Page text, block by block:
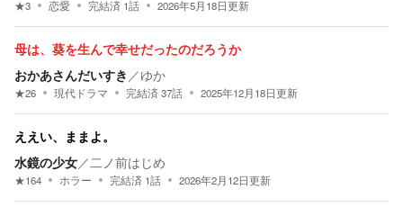
★3 恋愛 完結済 1話 2026年5月18日更新
母は、葵を生んで幸せだったのだろうか
おかあさんだいすき ／ゆか
★26 現代ドラマ 完結済37話 2025年12月18日更新
ええい、ままよ。
水鏡の少女／ 二ノ前はじめ
★164 ホラー 完結済 1話 2026年2月12日更新